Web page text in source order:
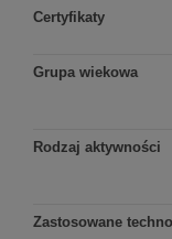
Certyfikaty
Grupa wiekowa
Rodzaj aktywności
Zastosowane